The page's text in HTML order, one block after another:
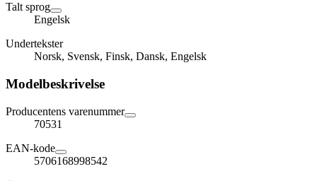
Talt sprog
Engelsk
Undertekster
Norsk, Svensk, Finsk, Dansk, Engelsk
Modelbeskrivelse
Producentens varenummer
70531
EAN-kode
5706168998542